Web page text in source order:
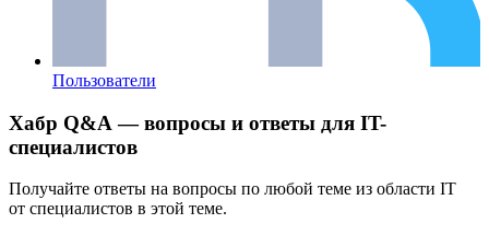
Пользователи
Хабр Q&A — вопросы и ответы для IT-
специалистов
Получайте ответы на вопросы по любой теме из области IT
от специалистов в этой теме.